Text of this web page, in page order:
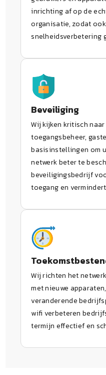
inrichting af op de
organisatie, zodat
snelheidsverbetering
Beveiliging
Wij kijken kritisch
toegangsbeheer,
basisinstellingen om
netwerk beter te
beveiligingsbedrijf
toegang en
Wij richten het
met nieuwe
veranderende
wifi verbeteren
termijn effectief en